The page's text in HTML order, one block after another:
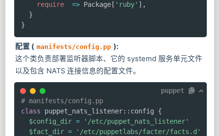
require
=> Package[ 'ruby' ] ,
}
}
配置 ( manifests/config.pp ):
这个类负责部署监听器脚本、它的 systemd 服务单元文件
以及包含 NATS 连接信息的配置文件。
puppet
# manifests/config.pp
class puppet_nats_listener:: config {
$config_dir =
'/etc/puppet_nats_listener'
$fact_dir = '/etc/puppetlabs/facter/facts.d'